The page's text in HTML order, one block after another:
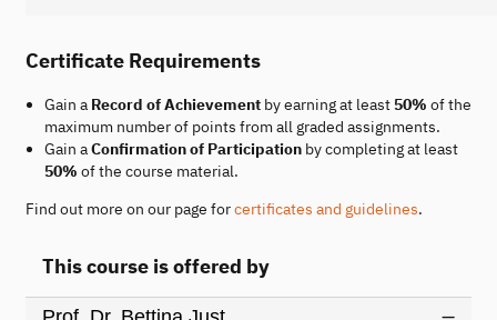
Certificate Requirements
Gain a Record of Achievementby earning at least 50% of the
maximum number of points from all graded assignments.
Gain aConfirmation of Participationby completing at least
50% of the course material.
Find out more on our page forcertificates and guidelines.
This course is offered by